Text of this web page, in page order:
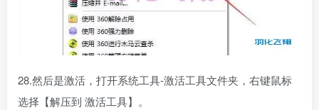
28.然后是激活，打开系统工具-激活工具文件夹，右键鼠标
选择【解压到 激活工具】。